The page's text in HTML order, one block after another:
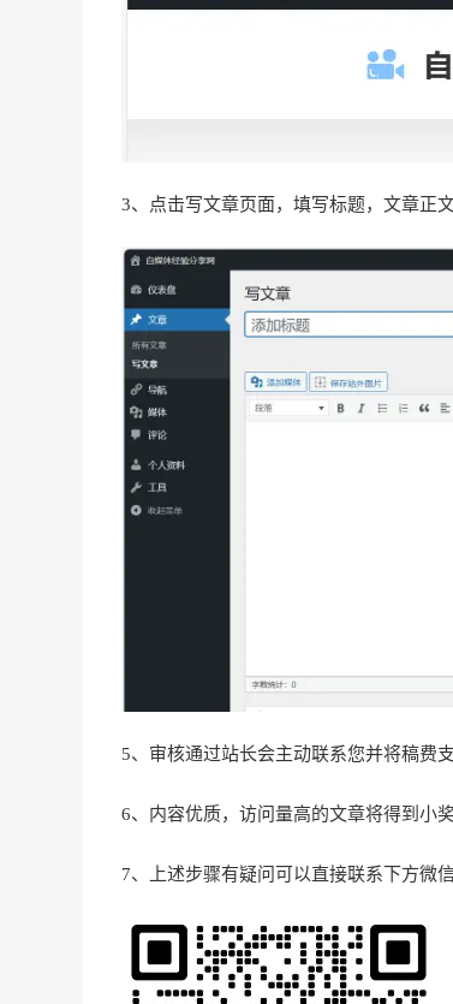
3、点击写文章页面，填写标题，文章正
5、审核通过站长会主动联系您并将稿费
6、内容优质，访问量高的文章将得到小
7、上述步骤有疑问可以直接联系下方微